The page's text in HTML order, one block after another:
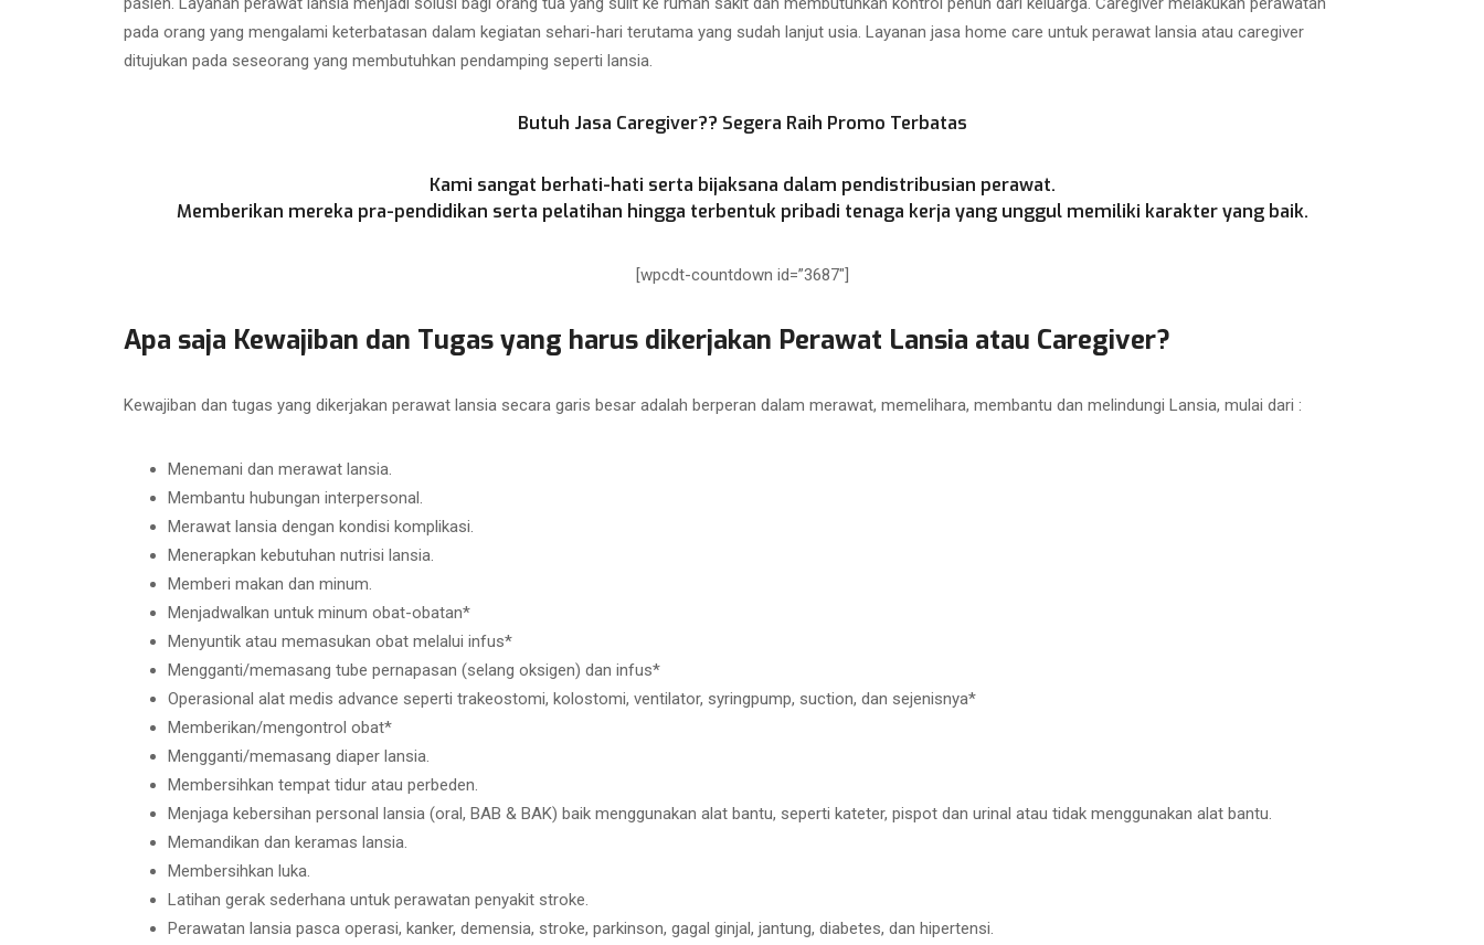
pada orang yang mengalami keterbatasan dalam kegiatan sehari-hari terutama yang sudah lanjut usia. Layanan jasa home care untuk perawat lansia atau caregiver
ditujukan pada seseorang yang membutuhkan pendamping seperti lansia.
Butuh Jasa Caregiver?? Segera Raih Promo Terbatas
Kami sangat berhati-hati serta bijaksana dalam pendistribusian perawat.
Memberikan mereka pra-pendidikan serta pelatihan hingga terbentuk pribadi tenaga kerja yang unggul memiliki karakter yang baik.
[wpcdt-countdown id=”3687″]
Apa saja Kewajiban dan Tugas yang harus dikerjakan Perawat Lansia atau Caregiver?
Kewajiban dan tugas yang dikerjakan perawat lansia secara garis besar adalah berperan dalam merawat, memelihara, membantu dan melindungi Lansia, mulai dari :
Menemani dan merawat lansia.
Membantu hubungan interpersonal.
Merawat lansia dengan kondisi komplikasi.
Menerapkan kebutuhan nutrisi lansia.
Memberi makan dan minum.
Menjadwalkan untuk minum obat-obatan*
Menyuntik atau memasukan obat melalui infus*
Mengganti/memasang tube pernapasan (selang oksigen) dan infus*
Operasional alat medis advance seperti trakeostomi, kolostomi, ventilator, syringpump, suction, dan sejenisnya*
Memberikan/mengontrol obat*
Mengganti/memasang diaper lansia.
Membersihkan tempat tidur atau perbeden.
Menjaga kebersihan personal lansia (oral, BAB & BAK) baik menggunakan alat bantu, seperti kateter, pispot dan urinal atau tidak menggunakan alat bantu.
Memandikan dan keramas lansia.
Membersihkan luka.
Latihan gerak sederhana untuk perawatan penyakit stroke.
Perawatan lansia pasca operasi, kanker, demensia, stroke, parkinson, gagal ginjal, jantung, diabetes, dan hipertensi.